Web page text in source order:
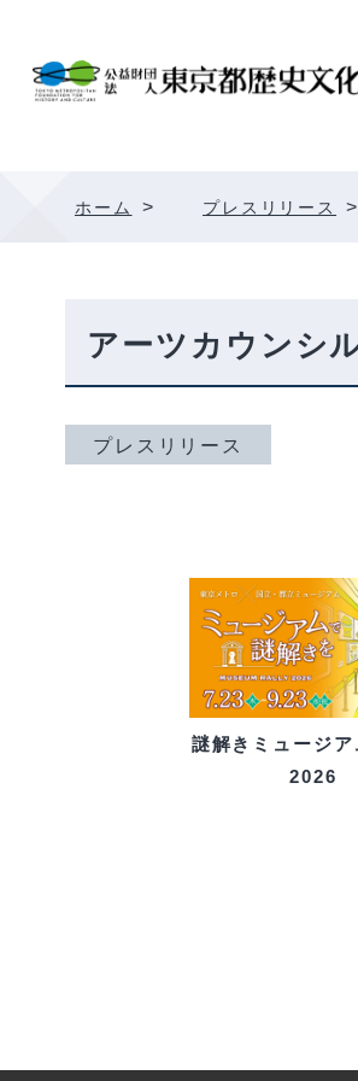
ホーム > プレスリリース >
アーツカウンシ
プレスリリース
謎解きミュージア
2026